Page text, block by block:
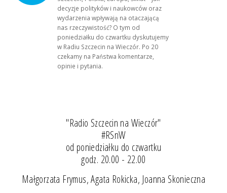
decyzje polityków i naukowców oraz
wydarzenia wpływają na otaczającą
nas rzeczywistość? O tym od
poniedziałku do czwartku dyskutujemy
w Radiu Szczecin na Wieczór. Po 20
czekamy na Państwa komentarze,
opinie i pytania.
"Radio Szczecin na Wieczór"
#RSnW
od poniedziałku do czwartku
godz. 20.00 - 22.00
Małgorzata Frymus, Agata Rokicka, Joanna Skonieczna